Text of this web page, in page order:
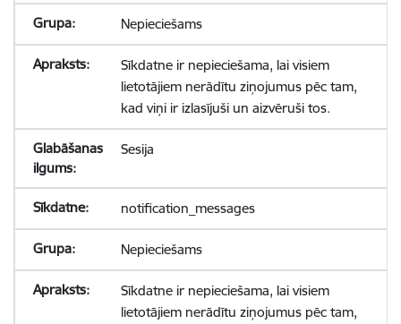
Nepieciešams
Sīkdatne ir nepieciešama, lai visiem
lietotājiem nerādītu ziņojumus pēc tam,
kad viņi ir izlasījuši un aizvēruši tos.
Sesija
notification_messages
Nepieciešams
Sīkdatne ir nepieciešama, lai visiem
lietotājiem nerādītu ziņojumus pēc tam,